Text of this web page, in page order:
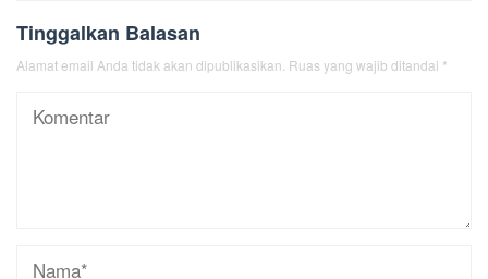
Tinggalkan Balasan
Alamat email Anda tidak akan dipublikasikan. Ruas yang wajib ditandai *